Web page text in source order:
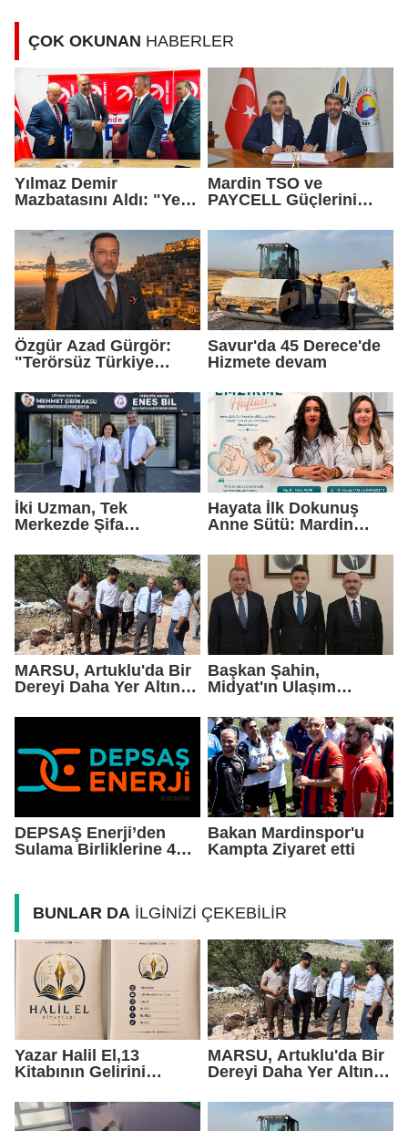
ÇOK OKUNAN HABERLER
Yılmaz Demir
Mazbatasını Aldı: "Yeni
Geldik"
Mardin TSO ve
PAYCELL Güçlerini
Özgür Azad Gürgör:
"Terörsüz Türkiye
Turizmi İçin Yeni Bir
Dönemin Başlangıcıdır"
Savur'da 45 Derece'de
Hizmete devam
İki Uzman, Tek
Merkezde Şifa
Hayata İlk Dokunuş
Anne Sütü: Mardin
Farkındalık Çağrısı
MARSU, Artuklu'da Bir
Dereyi Daha Yer Altına
Başkan Şahin,
Midyat'ın Ulaşım
Taşıdı
DEPSAŞ Enerji’den
Sulama Birliklerine 48
Bakan Mardinspor'u
Kampta Ziyaret etti
BUNLAR DA İLGİNİZİ ÇEKEBİLİR
Yazar Halil El,13
Kitabının Gelirini
MARSU, Artuklu'da Bir
Dereyi Daha Yer Altına